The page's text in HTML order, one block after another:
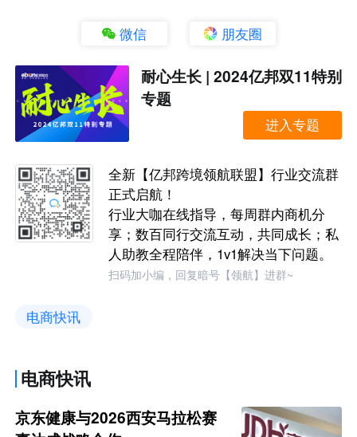
微信 朋友圈
耐心生长 | 2024亿邦双11特别
专题
进入专题
全新【亿邦跨境领航联盟】行业交流群
正式启航！
行业大咖在线指导，每周群内商机分
享；数百同行交流互动，共同成长；私
人助教全程陪伴，1v1解决当下问题。
扫码加小编，回复暗号【领航】进群~
电商快讯
电商快讯
京东健康与2026西安马拉松赛